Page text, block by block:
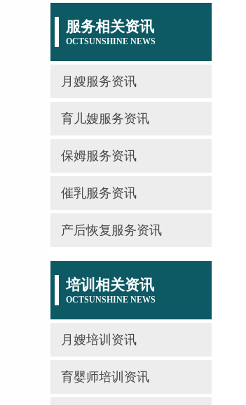
服务相关资讯
OCTSUNSHINE NEWS
月嫂服务资讯
育儿嫂服务资讯
保姆服务资讯
催乳服务资讯
产后恢复服务资讯
培训相关资讯
OCTSUNSHINE NEWS
月嫂培训资讯
育婴师培训资讯